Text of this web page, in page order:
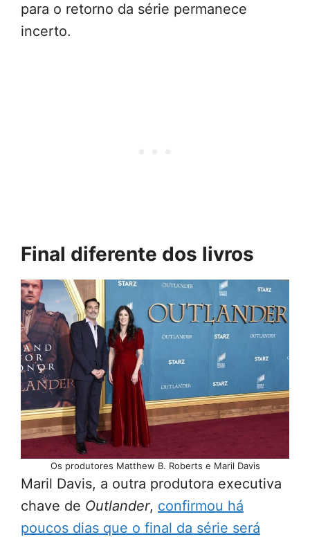
para o retorno da série permanece
incerto.
Final diferente dos livros
Os produtores Matthew B. Roberts e Maril Davis
Maril Davis, a outra produtora executiva
chave de Outlander, confirmou há
poucos dias que o final da série será